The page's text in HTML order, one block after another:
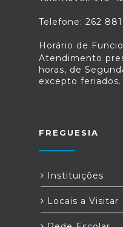
Telefone: 262
Horário de
Atendimento
horas, de
excepto feriados.
FREGUESIA
Instituições
Locais a Visitar